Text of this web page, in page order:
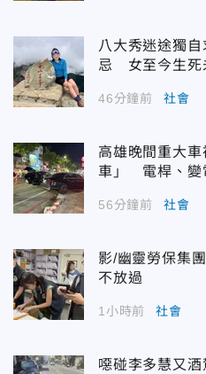
八大秀迷途獨
忌 女至今生死
46分鐘前 社會
高雄晚間重大
車」 電桿、變
56分鐘前 社會
影/幽靈勞保集
不放過
1小時前 社會
噁碰李多慧又